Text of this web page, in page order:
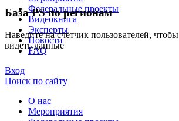
База PS по регионам
Наведите на счётчик пользователей, чтобы
видеть данные
Федеральные проекты
Видеокнига
Эксперты
Новости
FAQ
Вход
Поиск по сайту
О нас
Mероприятия